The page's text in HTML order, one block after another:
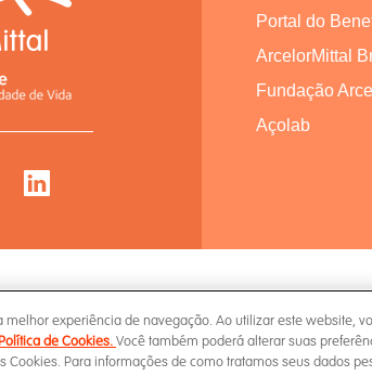
Portal do
ArcelorMittal
Fundação
Açolab
Política de Privacidade
experiência de navegação. Ao utilizar este website,
de Cookies.Você também poderá alterar suas
Cookies. Para informações de como tratamos seus dados